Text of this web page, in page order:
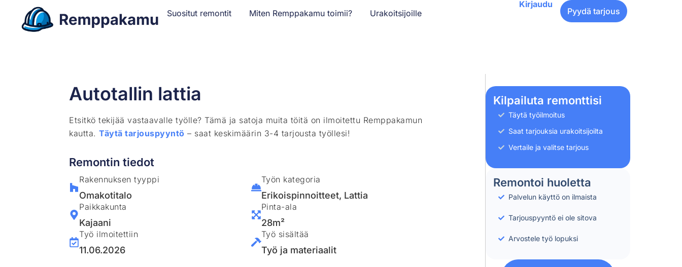
Suositut remontit Miten Remppakamu toimii? Urakoitsijoille
Kirjaudu
Pyydä tarjous
Autotallin lattia
Etsitkö tekijää vastaavalle työlle? Tämä ja satoja muita töitä on ilmoitettu Remppakamun
kautta.Täytä tarjouspyyntö – saat keskimäärin 3-4 tarjousta työllesi!
Remontin tiedot
Rakennuksen tyyppi
Omakotitalo
Paikkakunta
Kajaani
Työ ilmoitettiin
11.06.2026
Työn kategoria
Erikoispinnoitteet, Lattia
Pinta-ala
28m²
Työ sisältää
Työ ja materiaalit
Kilpailuta remonttisi
Täytä työilmoitus
Saat tarjouksia urakoitsijoilta
Vertaile ja valitse tarjous
Remontoi huoletta
Palvelun käyttö on ilmaista
Tarjouspyyntö ei ole sitova
Arvostele työ lopuksi